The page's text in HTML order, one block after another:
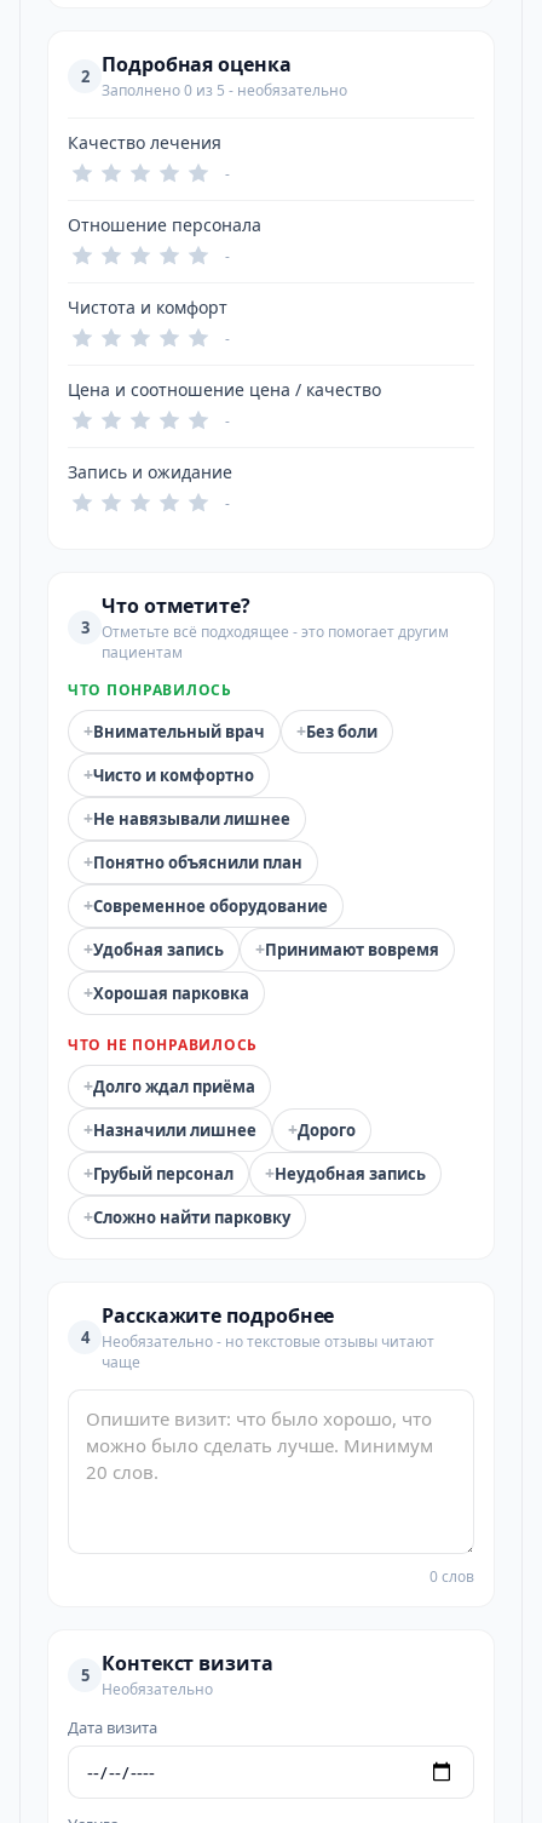
2 Подробная оценка
Заполнено 0 из 5 - необязательно
Качество лечения
-
Отношение персонала
-
Чистота и комфорт
-
Цена и соотношение цена / качество
-
Запись и ожидание
-
3
Что отметите?
Отметьте всё подходящее - это помогает другим
пациентам
ЧТО ПОНРАВИЛОСЬ
+Внимательный врач +Без боли
+Чисто и комфортно
+Не навязывали лишнее
+Понятно объяснили план
+Современное оборудование
+Удобная запись +Принимают вовремя
+Хорошая парковка
ЧТО НЕ ПОНРАВИЛОСЬ
+Долго ждал приёма
+Назначили лишнее +Дорого
+Грубый персонал +Неудобная запись
+Сложно найти парковку
4
Расскажите подробнее
Необязательно - но текстовые отзывы читают
чаще
0 слов
5 Контекст визита
Необязательно
Дата визита